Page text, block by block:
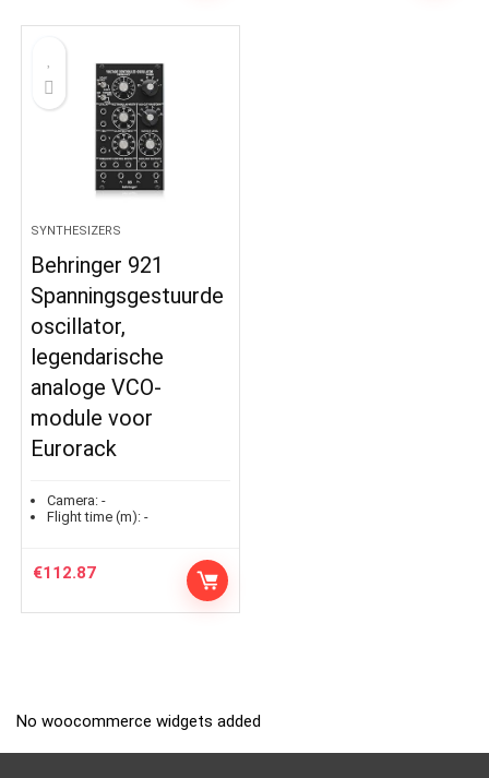
SYNTHESIZERS
Behringer 921
Spanningsgestuurde
oscillator,
legendarische
analoge VCO-
module voor
Eurorack
Camera: -
Flight time (m): -
€112.87
No woocommerce widgets added